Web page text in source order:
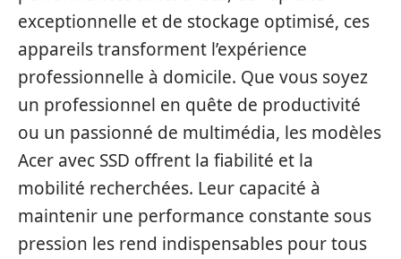
exceptionnelle et de stockage optimisé, ces
appareils transforment l’expérience
professionnelle à domicile. Que vous soyez
un professionnel en quête de productivité
ou un passionné de multimédia, les modèles
Acer avec SSD offrent la fiabilité et la
mobilité recherchées. Leur capacité à
maintenir une performance constante sous
pression les rend indispensables pour tous